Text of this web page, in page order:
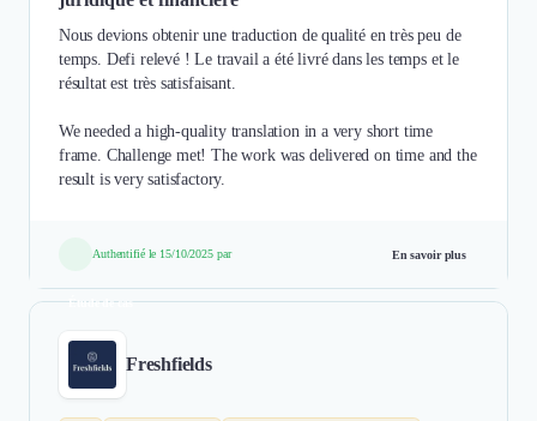
Nous devions obtenir une traduction de qualité en très peu de
temps. Defi relevé ! Le travail a été livré dans les temps et le
résultat est très satisfaisant.
We needed a high-quality translation in a very short time
frame. Challenge met! The work was delivered on time and the
result is very satisfactory.
Authentifié le 15/10/2025 par En savoir plus
Étude de cas
Freshfields